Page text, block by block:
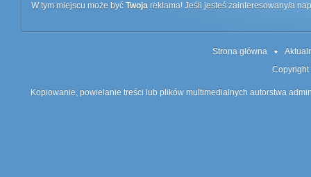
W tym miejscu może być Twoja reklama! Jeśli jesteś zainteresowany/a
Strona główna
Kopiowanie, powielanie treści lub plików multimedialnych autorstwa